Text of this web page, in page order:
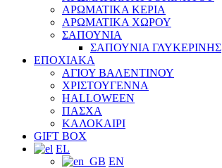
ΑΡΩΜΑΤΙΚΑ ΚΕΡΙΑ
ΑΡΩΜΑΤΙΚΑ ΧΩΡΟΥ
ΣΑΠΟΥΝΙΑ
ΣΑΠΟΥΝΙΑ ΓΛΥΚΕΡΙΝΗΣ
ΕΠΟΧΙΑΚΑ
ΑΓΙΟΥ ΒΑΛΕΝΤΙΝΟΥ
ΧΡΙΣΤΟΥΓΕΝΝΑ
HALLOWEEN
ΠΑΣΧΑ
ΚΑΛΟΚΑΙΡΙ
GIFT BOX
EL
EN